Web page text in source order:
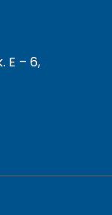
E – 6,